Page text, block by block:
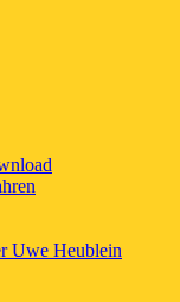
Uwe Heublein